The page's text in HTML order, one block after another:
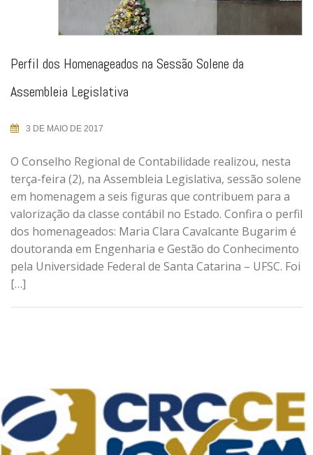
Perfil dos Homenageados na Sessão Solene da
Assembleia Legislativa
3 DE MAIO DE 2017
O Conselho Regional de Contabilidade realizou, nesta
terça-feira (2), na Assembleia Legislativa, sessão solene
em homenagem a seis figuras que contribuem para a
valorização da classe contábil no Estado. Confira o perfil
dos homenageados: Maria Clara Cavalcante Bugarim é
doutoranda em Engenharia e Gestão do Conhecimento
pela Universidade Federal de Santa Catarina – UFSC. Foi
[…]